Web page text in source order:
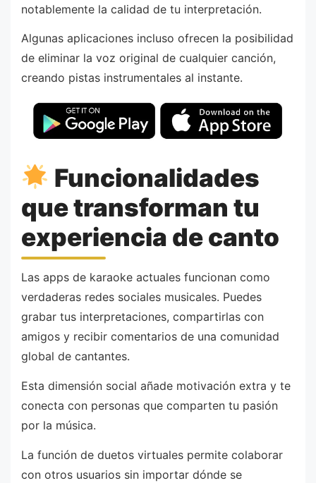
notablemente la calidad de tu interpretación.
Algunas aplicaciones incluso ofrecen la posibilidad
de eliminar la voz original de cualquier canción,
creando pistas instrumentales al instante.
Funcionalidades
que transforman tu
experiencia de canto
Las apps de karaoke actuales funcionan como
verdaderas redes sociales musicales. Puedes
grabar tus interpretaciones, compartirlas con
amigos y recibir comentarios de una comunidad
global de cantantes.
Esta dimensión social añade motivación extra y te
conecta con personas que comparten tu pasión
por la música.
La función de duetos virtuales permite colaborar
con otros usuarios sin importar dónde se